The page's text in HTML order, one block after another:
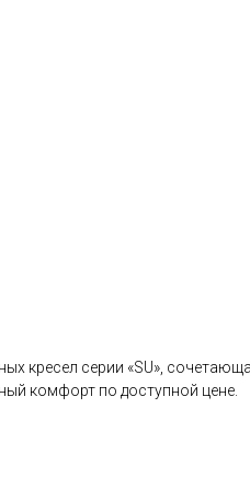
кресел серии «SU»,
комфорт по доступной цене.